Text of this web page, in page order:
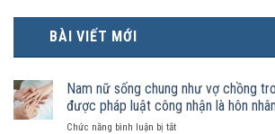
BÀI VIẾT MỚI
Nam nữ sống chung như vợ chồng
được pháp luật công nhận là hôn
Chức năng bình luận bị tắtở